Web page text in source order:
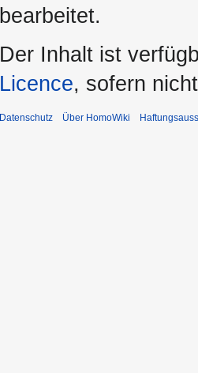
bearbeitet.
Der Inhalt ist
Licence, sofern
Datenschutz Über HomoWiki